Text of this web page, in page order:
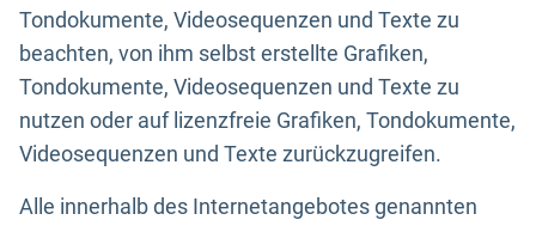
Tondokumente, Videosequenzen und Texte zu
beachten, von ihm selbst erstellte Grafiken,
Tondokumente, Videosequenzen und Texte zu
nutzen oder auf lizenzfreie Grafiken, Tondokumente,
Videosequenzen und Texte zurückzugreifen.
Alle innerhalb des Internetangebotes genannten